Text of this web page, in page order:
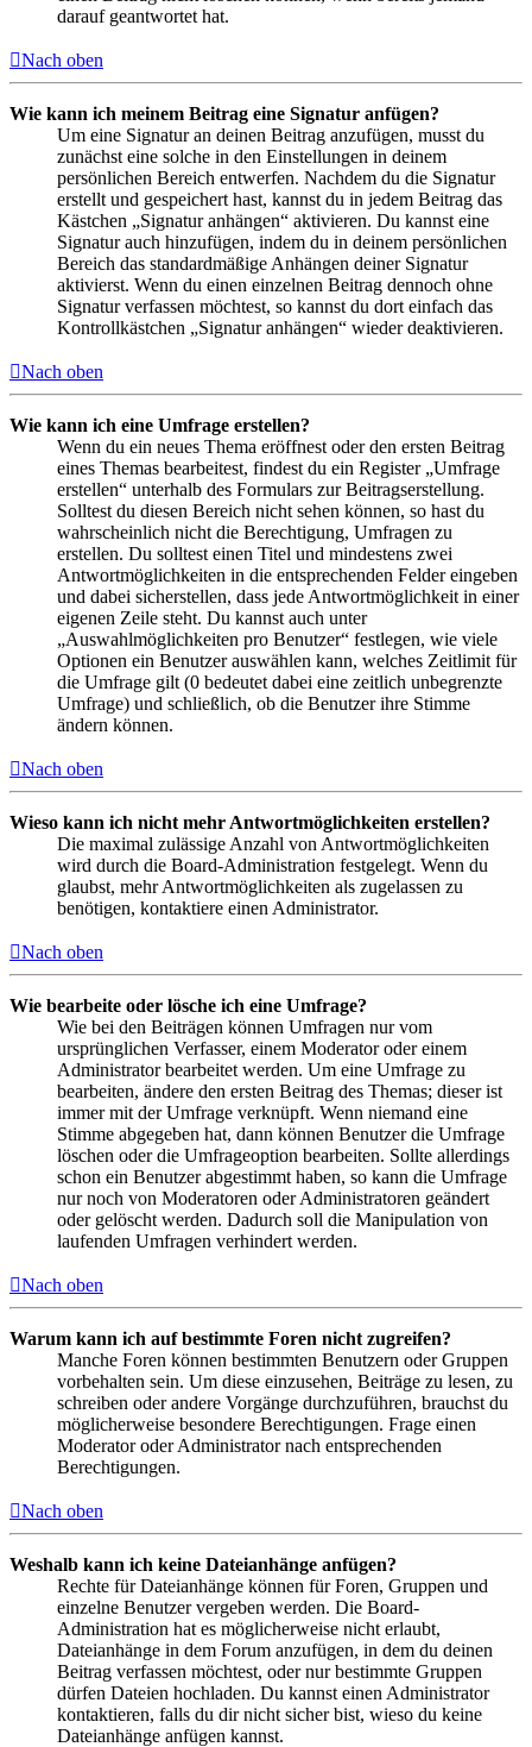
darauf geantwortet hat.
Nach oben
Wie kann ich meinem Beitrag eine Signatur anfügen?
Um eine Signatur an deinen Beitrag anzufügen, musst du
zunächst eine solche in den Einstellungen in deinem
persönlichen Bereich entwerfen. Nachdem du die Signatur
erstellt und gespeichert hast, kannst du in jedem Beitrag das
Kästchen „Signatur anhängen“ aktivieren. Du kannst eine
Signatur auch hinzufügen, indem du in deinem persönlichen
Bereich das standardmäßige Anhängen deiner Signatur
aktivierst. Wenn du einen einzelnen Beitrag dennoch ohne
Signatur verfassen möchtest, so kannst du dort einfach das
Kontrollkästchen „Signatur anhängen“ wieder deaktivieren.
Nach oben
Wie kann ich eine Umfrage erstellen?
Wenn du ein neues Thema eröffnest oder den ersten Beitrag
eines Themas bearbeitest, findest du ein Register „Umfrage
erstellen“ unterhalb des Formulars zur Beitragserstellung.
Solltest du diesen Bereich nicht sehen können, so hast du
wahrscheinlich nicht die Berechtigung, Umfragen zu
erstellen. Du solltest einen Titel und mindestens zwei
Antwortmöglichkeiten in die entsprechenden Felder eingeben
und dabei sicherstellen, dass jede Antwortmöglichkeit in einer
eigenen Zeile steht. Du kannst auch unter
„Auswahlmöglichkeiten pro Benutzer“ festlegen, wie viele
Optionen ein Benutzer auswählen kann, welches Zeitlimit für
die Umfrage gilt (0 bedeutet dabei eine zeitlich unbegrenzte
Umfrage) und schließlich, ob die Benutzer ihre Stimme
ändern können.
Nach oben
Wieso kann ich nicht mehr Antwortmöglichkeiten erstellen?
Die maximal zulässige Anzahl von Antwortmöglichkeiten
wird durch die Board-Administration festgelegt. Wenn du
glaubst, mehr Antwortmöglichkeiten als zugelassen zu
benötigen, kontaktiere einen Administrator.
Nach oben
Wie bearbeite oder lösche ich eine Umfrage?
Wie bei den Beiträgen können Umfragen nur vom
ursprünglichen Verfasser, einem Moderator oder einem
Administrator bearbeitet werden. Um eine Umfrage zu
bearbeiten, ändere den ersten Beitrag des Themas; dieser ist
immer mit der Umfrage verknüpft. Wenn niemand eine
Stimme abgegeben hat, dann können Benutzer die Umfrage
löschen oder die Umfrageoption bearbeiten. Sollte allerdings
schon ein Benutzer abgestimmt haben, so kann die Umfrage
nur noch von Moderatoren oder Administratoren geändert
oder gelöscht werden. Dadurch soll die Manipulation von
laufenden Umfragen verhindert werden.
Nach oben
Warum kann ich auf bestimmte Foren nicht zugreifen?
Manche Foren können bestimmten Benutzern oder Gruppen
vorbehalten sein. Um diese einzusehen, Beiträge zu lesen, zu
schreiben oder andere Vorgänge durchzuführen, brauchst du
möglicherweise besondere Berechtigungen. Frage einen
Moderator oder Administrator nach entsprechenden
Berechtigungen.
Nach oben
Weshalb kann ich keine Dateianhänge anfügen?
Rechte für Dateianhänge können für Foren, Gruppen und
einzelne Benutzer vergeben werden. Die Board-
Administration hat es möglicherweise nicht erlaubt,
Dateianhänge in dem Forum anzufügen, in dem du deinen
Beitrag verfassen möchtest, oder nur bestimmte Gruppen
dürfen Dateien hochladen. Du kannst einen Administrator
kontaktieren, falls du dir nicht sicher bist, wieso du keine
Dateianhänge anfügen kannst.